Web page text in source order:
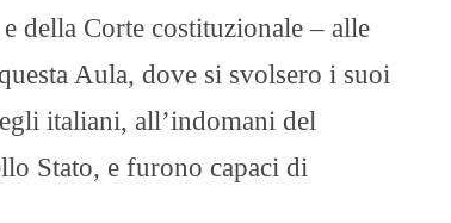
della Corte costituzionale – alle
Aula, dove si svolsero i suoi
italiani, all’indomani del
Stato, e furono capaci di